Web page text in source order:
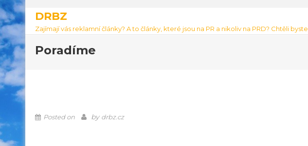
DRBZ
Zajímají vás reklamní články? A to články, které jsou na PR a nikoliv na PRD? Chtěli
Poradíme
Posted on by drbz.cz